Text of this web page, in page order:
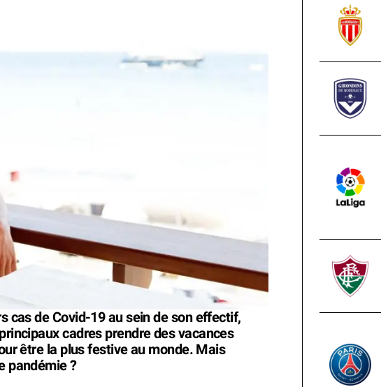
cas de Covid-19 au sein de son effectif,
cadres prendre des vacances
être la plus festive au monde. Mais
pandémie ?